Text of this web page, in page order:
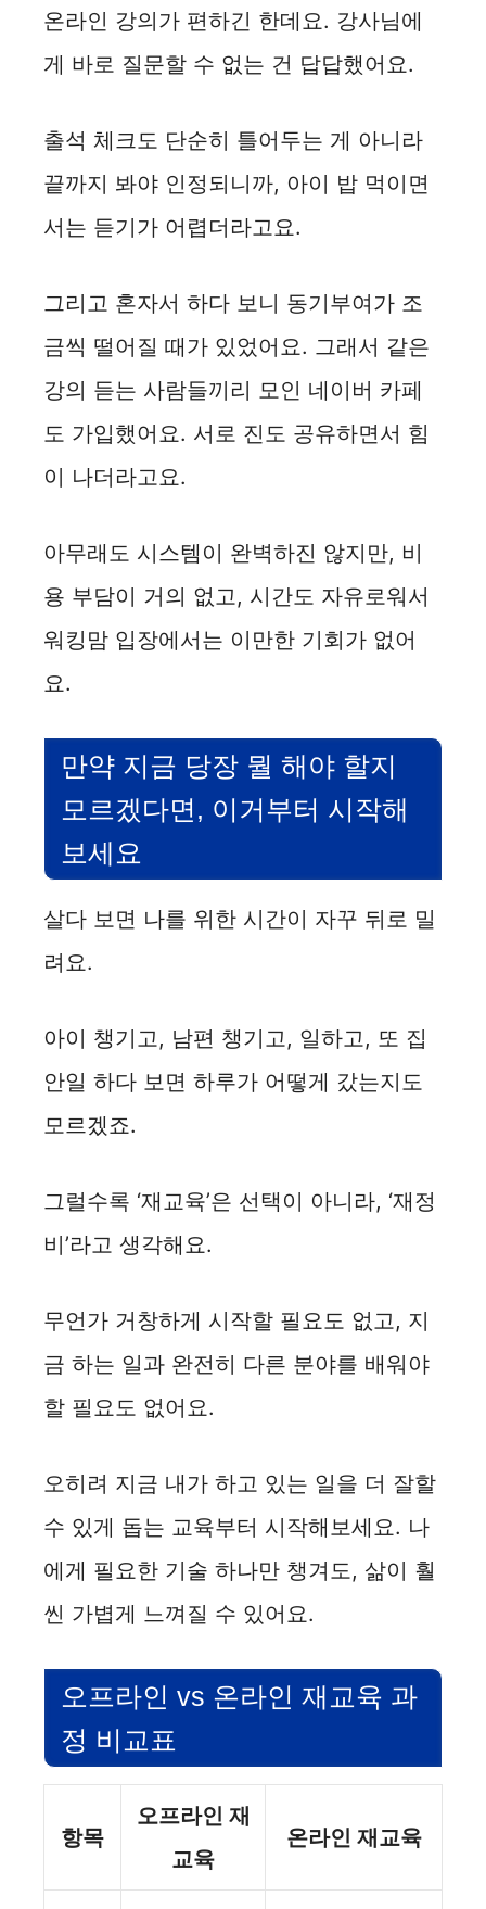
온라인 강의가 편하긴 한데요. 강사님에
게 바로 질문할 수 없는 건 답답했어요.
출석 체크도 단순히 틀어두는 게 아니라
끝까지 봐야 인정되니까, 아이 밥 먹이면
서는 듣기가 어렵더라고요.
그리고 혼자서 하다 보니 동기부여가 조
금씩 떨어질 때가 있었어요. 그래서 같은
강의 듣는 사람들끼리 모인 네이버 카페
도 가입했어요. 서로 진도 공유하면서 힘
이 나더라고요.
아무래도 시스템이 완벽하진 않지만, 비
용 부담이 거의 없고, 시간도 자유로워서
워킹맘 입장에서는 이만한 기회가 없어
요.
만약 지금 당장 뭘 해야 할지
모르겠다면, 이거부터 시작해
보세요
살다 보면 나를 위한 시간이 자꾸 뒤로 밀
려요.
아이 챙기고, 남편 챙기고, 일하고, 또 집
안일 하다 보면 하루가 어떻게 갔는지도
모르겠죠.
그럴수록 ‘재교육’은 선택이 아니라, ‘재정
비’라고 생각해요.
무언가 거창하게 시작할 필요도 없고, 지
금 하는 일과 완전히 다른 분야를 배워야
할 필요도 없어요.
오히려 지금 내가 하고 있는 일을 더 잘할
수 있게 돕는 교육부터 시작해보세요. 나
에게 필요한 기술 하나만 챙겨도, 삶이 훨
씬 가볍게 느껴질 수 있어요.
오프라인 vs 온라인 재교육 과
정 비교표
항목
오프라인 재
교육
온라인 재교육